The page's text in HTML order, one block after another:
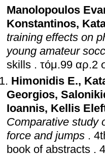
Manolopoulos
Konstantinos,
training effects on
young amateur
skills .
Himonidis E.,
Georgios,
Ioannis, Kellis
Comparative study
force and jumps .
book of abstracts .